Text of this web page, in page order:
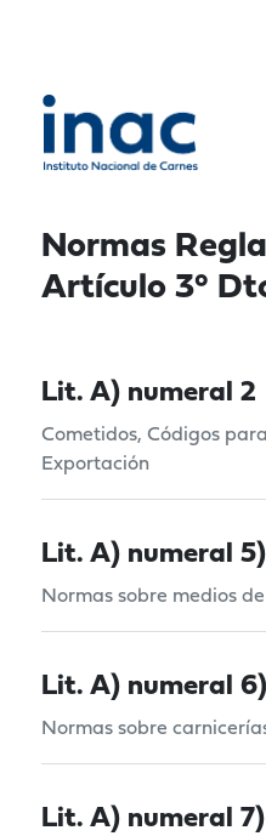
Normas
Artículo 3°
Lit. A) numeral 2
Cometidos, Códigos
Exportación
Lit. A) numeral 5)
Normas sobre medios
Lit. A) numeral 6)
Normas sobre
Lit. A) numeral 7)